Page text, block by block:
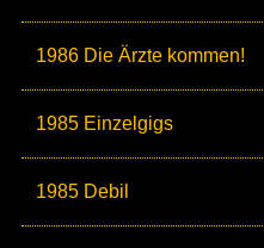
1986 Die Ärzte kommen!
1985 Einzelgigs
1985 Debil